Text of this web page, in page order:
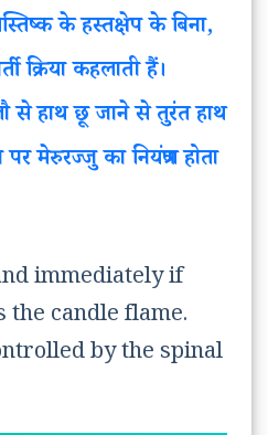
के हस्तक्षेप के बिना,
क्रिया कहलाती हैं।
से हाथ छू जाने से तुरंत हाथ
पर मेरुरज्जु का नियंत्रण होता